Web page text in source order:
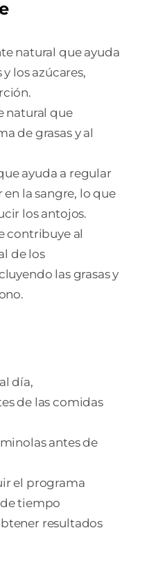
natural que ayuda
los azúcares,
natural que
de grasas y al
ayuda a regular
en la sangre, lo que
los antojos.
contribuye al
de los
las grasas y
día,
de las comidas
antes de
el programa
tiempo
resultados